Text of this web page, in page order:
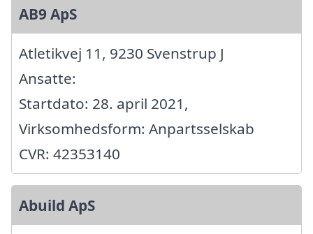
AB9 ApS
Atletikvej 11, 9230 Svenstrup J
Ansatte:
Startdato: 28. april 2021,
Virksomhedsform: Anpartsselskab
CVR: 42353140
Abuild ApS